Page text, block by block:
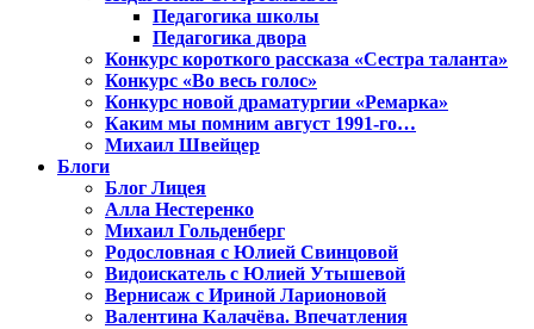
Педагогика школы
Педагогика двора
Конкурс короткого рассказа «Сестра таланта»
Конкурс «Во весь голос»
Конкурс новой драматургии «Ремарка»
Каким мы помним август 1991-го…
Михаил Швейцер
Блоги
Блог Лицея
Алла Нестеренко
Михаил Гольденберг
Родословная с Юлией Свинцовой
Видоискатель с Юлией Утышевой
Вернисаж с Ириной Ларионовой
Валентина Калачёва. Впечатления